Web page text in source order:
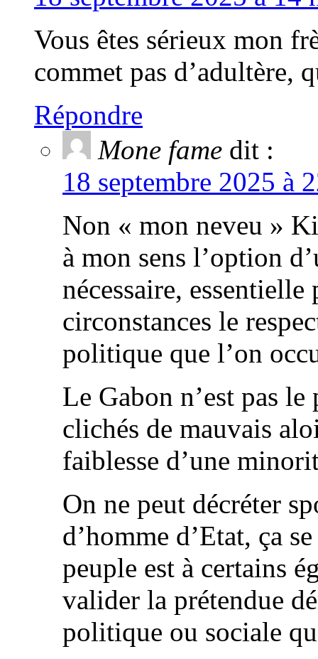
Vous êtes sérieux mon
commet pas d’adultère,
Répondre
Mone fame dit :
18 septembre 2025 à
Non « mon neveu »
à mon sens l’option
nécessaire,
circonstances le
politique que l’on
Le Gabon n’est pas
clichés de mauvais
faiblesse d’une
On ne peut décréter
d’homme d’Etat, ça
peuple est à certains
valider la prétendue
politique ou sociale